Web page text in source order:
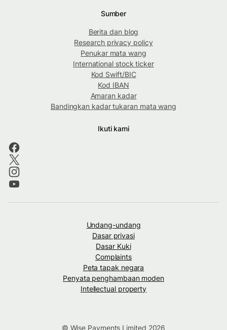
Sumber
Berita dan blog
Research privacy policy
Penukar mata wang
International stock ticker
Kod Swift/BIC
Kod IBAN
Amaran kadar
Bandingkan kadar tukaran mata wang
Ikuti kami
Undang-undang
Dasar privasi
Dasar Kuki
Complaints
Peta tapak negara
Penyata penghambaan moden
Intellectual property
© Wise Payments Limited 2026